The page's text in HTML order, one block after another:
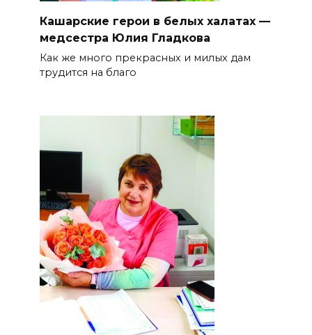
Кашарские герои в белых халатах —
медсестра Юлия Гладкова
Как же много прекрасных и милых дам
трудится на благо